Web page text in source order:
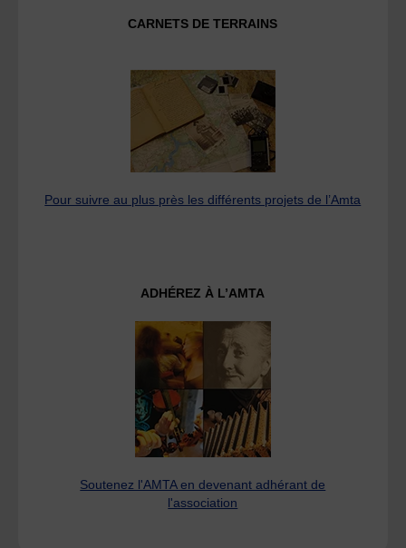
CARNETS DE TERRAINS
Pour suivre au plus près les différents projets de l’Amta
ADHÉREZ À L’AMTA
Soutenez l'AMTA en devenant adhérant de
l'association